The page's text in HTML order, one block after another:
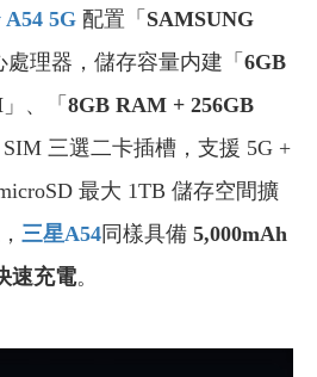
A54 5G 配置「 SAMSUNG
處理器，儲存容量内建「 6GB
」、「 8GB RAM + 256GB
SIM 三選二卡插槽，支援 5G +
最大 1TB 儲存空間擴
三星A54同樣具備 5,000mAh
速充電。